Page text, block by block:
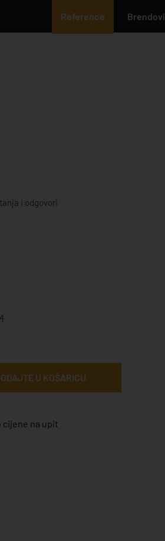
Reference Brendovi
i odgovori
U KOŠARICU
cijene na upit